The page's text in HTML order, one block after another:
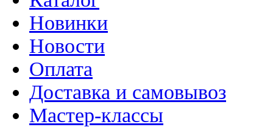
Новинки
Новости
Оплата
Доставка и самовывоз
Мастер-классы